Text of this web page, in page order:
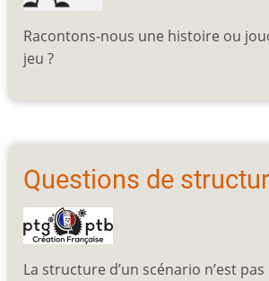
Racontons-nous une histoire ou
jeu ?
Questions de
La structure d’un scénario n’est